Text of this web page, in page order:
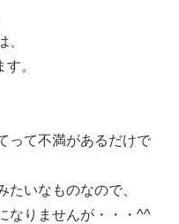
、
。
って不満があるだけで
たいなものなので、
りませんが・・・^^ゞ